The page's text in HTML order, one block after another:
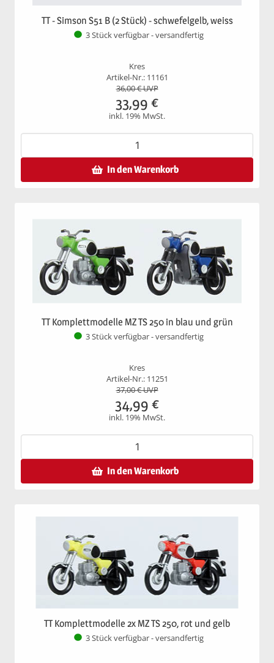
TT - Simson S51 B (2 Stück) - schwefelgelb, weiss
3 Stück verfügbar - versandfertig
Kres
Artikel-Nr.: 11161
36,00€ UVP
33,99 €
inkl. 19% MwSt.
In den Warenkorb
TT Komplettmodelle MZ TS 250 in blau und grün
3 Stück verfügbar - versandfertig
Kres
Artikel-Nr.: 11251
37,00€ UVP
34,99 €
inkl. 19% MwSt.
In den Warenkorb
TT Komplettmodelle 2x MZ TS 250, rot und gelb
3 Stück verfügbar - versandfertig